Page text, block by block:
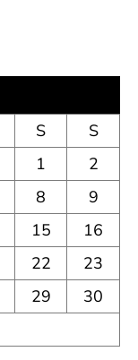
S
S
1
2
8
9
15
16
22
23
29
30